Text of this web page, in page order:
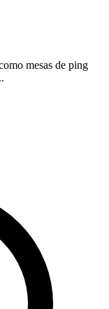
mesas de ping